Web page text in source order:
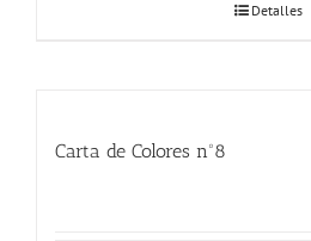
Detalles
Carta de Colores nº8